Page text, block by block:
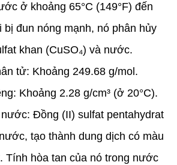
ở khoảng 65°C (149°F) đến
bị đun nóng mạnh, nó phân hủy
khan (CuSO₄) và nước.
tử: Khoảng 249.68 g/mol.
Khoảng 2.28 g/cm³ (ở 20°C).
Đồng (II) sulfat pentahydrat
tạo thành dung dịch có màu
Tính hòa tan của nó trong nước